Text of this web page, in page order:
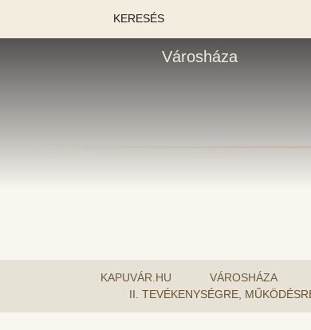
KERESÉS
Városháza
KAPUVÁR.HU VÁROSHÁZA
II. TEVÉKENYSÉGRE,